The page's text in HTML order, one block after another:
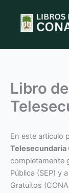
contenido
Libro
En este artículo
Telesecundaria
completamente
Pública (SEP) y
Gratuitos